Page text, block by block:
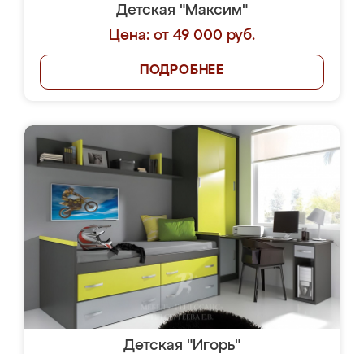
Детская "Максим"
Цена: от 49 000 руб.
ПОДРОБНЕЕ
Детская "Игорь"